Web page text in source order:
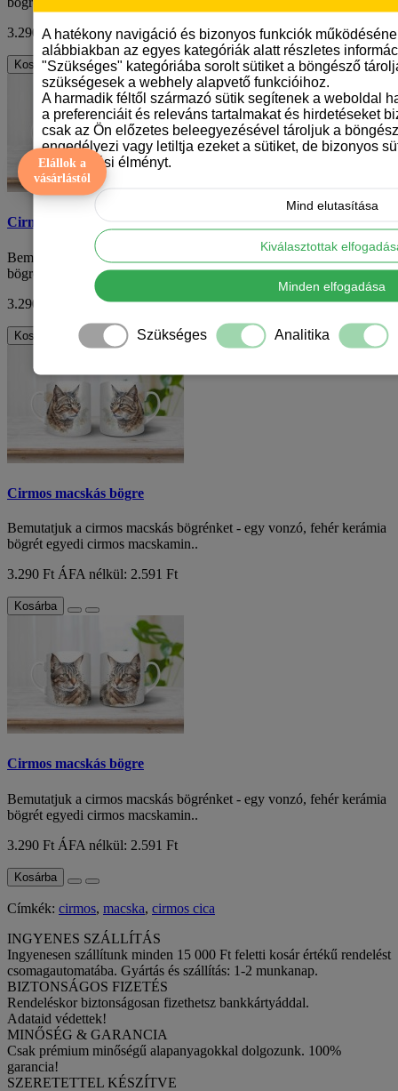
3.290 FtÁFA nélkül: 2.591 Ft
Kosárba
Cirmos macskás bögre
Bemutatjuk a cirmos macskás bögrénket - egy vonzó, fehér kerámia
bögrét egyedi cirmos macskamin..
3.290 Ft
ÁFA nélkül: 2.591 Ft
Kosárba
Cirmos macskás bögre
Bemutatjuk a cirmos macskás bögrénket - egy vonzó, fehér kerámia
bögrét egyedi cirmos macskamin..
3.290 Ft ÁFA nélkül: 2.591 Ft
Kosárba
Cirmos macskás bögre
Bemutatjuk a cirmos macskás bögrénket - egy vonzó, fehér kerámia
bögrét egyedi cirmos macskamin..
3.290 Ft ÁFA nélkül: 2.591 Ft
Kosárba
Címkék: cirmos, macska, cirmos cica
INGYENES SZÁLLÍTÁS
Ingyenesen szállítunk minden 15 000 Ft feletti kosár értékű rendelést
csomagautomatába. Gyártás és szállítás: 1-2 munkanap.
BIZTONSÁGOS FIZETÉS
Rendeléskor biztonságosan fizethetsz bankkártyáddal.
Adataid védettek!
MINŐSÉG & GARANCIA
Csak prémium minőségű alapanyagokkal dolgozunk. 100%
garancia!
SZERETETTEL KÉSZÍTVE
Elállok a
vásárlástól
A hatékony navigáció és bizonyos funkciók
alábbiakban az egyes kategóriák alatt részletes
"Szükséges" kategóriába sorolt sütiket a böngésző
szükségesek a webhely alapvető funkcióihoz.
A harmadik féltől származó sütik segítenek a weboldal
a preferenciáit és releváns tartalmakat és hirdetéseket
csak az Ön előzetes beleegyezésével tároljuk a
engedélyezi vagy letiltja ezeket a sütiket, de bizonyos
böngészési élményt.
Mind elutasítása
Kiválasztottak
Minden elfogadása
Szükséges Analitika